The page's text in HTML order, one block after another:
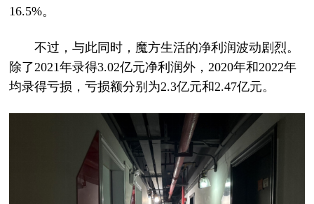
16.5%。
不过，与此同时，魔方生活的净利润波动剧烈。
除了2021年录得3.02亿元净利润外，2020年和2022年
均录得亏损，亏损额分别为2.3亿元和2.47亿元。